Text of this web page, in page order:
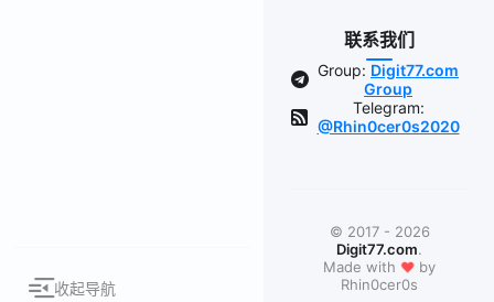
收起导航
联系我们
Group: Digit77.com
Group
Telegram:
@Rhin0cer0s2020
© 2017 - 2026
Digit77.com.
Made with ❤ by
Rhin0cer0s